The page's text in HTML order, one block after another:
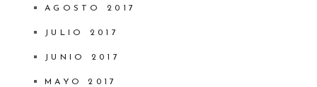
AGOSTO 2017
JULIO 2017
JUNIO 2017
MAYO 2017